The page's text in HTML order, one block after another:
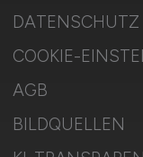
DATENSCHUTZ
COOKIE-
AGB
BILDQUELLEN